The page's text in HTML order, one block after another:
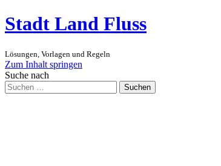
Stadt Land Fluss
Lösungen, Vorlagen und Regeln
Zum Inhalt springen
Suche nach
Suchen